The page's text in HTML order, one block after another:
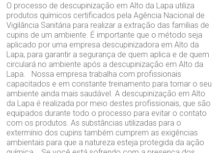
O processo de descupinização em Alto da Lapa utiliza
produtos químicos certificados pela Agência Nacional de
Vigilância Sanitária para realizar a extração das famílias de
cupins de um ambiente. É importante que o método seja
aplicado por uma empresa descupinizadora em Alto da
Lapa, para garantir a segurança de quem aplica e de quem
circulará no ambiente após a descupinização em Alto da
Lapa. Nossa empresa trabalha com profissionais
capacitados e em constante treinamento para tornar o seu
ambiente ainda mais saudável. A descupinização em Alto
da Lapa é realizada por meio destes profissionais, que são
equipados durante todo o processo para evitar o contato
com os produtos. As substâncias utilizadas para o
extermínio dos cupins também cumprem as exigências
ambientais para que a natureza esteja protegida da ação